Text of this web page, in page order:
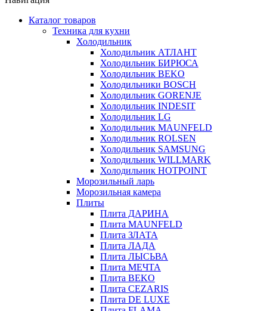
Каталог товаров
Техника для кухни
Холодильник
Холодильник АТЛАНТ
Холодильник БИРЮСА
Холодильник BEKO
Холодильники BOSCH
Холодильник GORENJE
Холодильник INDESIT
Холодильник LG
Холодильник MAUNFELD
Холодильник ROLSEN
Холодильник SAMSUNG
Холодильник WILLMARK
Холодильник HOTPOINT
Морозильный ларь
Морозильная камера
Плиты
Плита ДАРИНА
Плита MAUNFELD
Плита ЗЛАТА
Плита ЛАДА
Плита ЛЫСЬВА
Плита МЕЧТА
Плита BEKO
Плита CEZARIS
Плита DE LUXE